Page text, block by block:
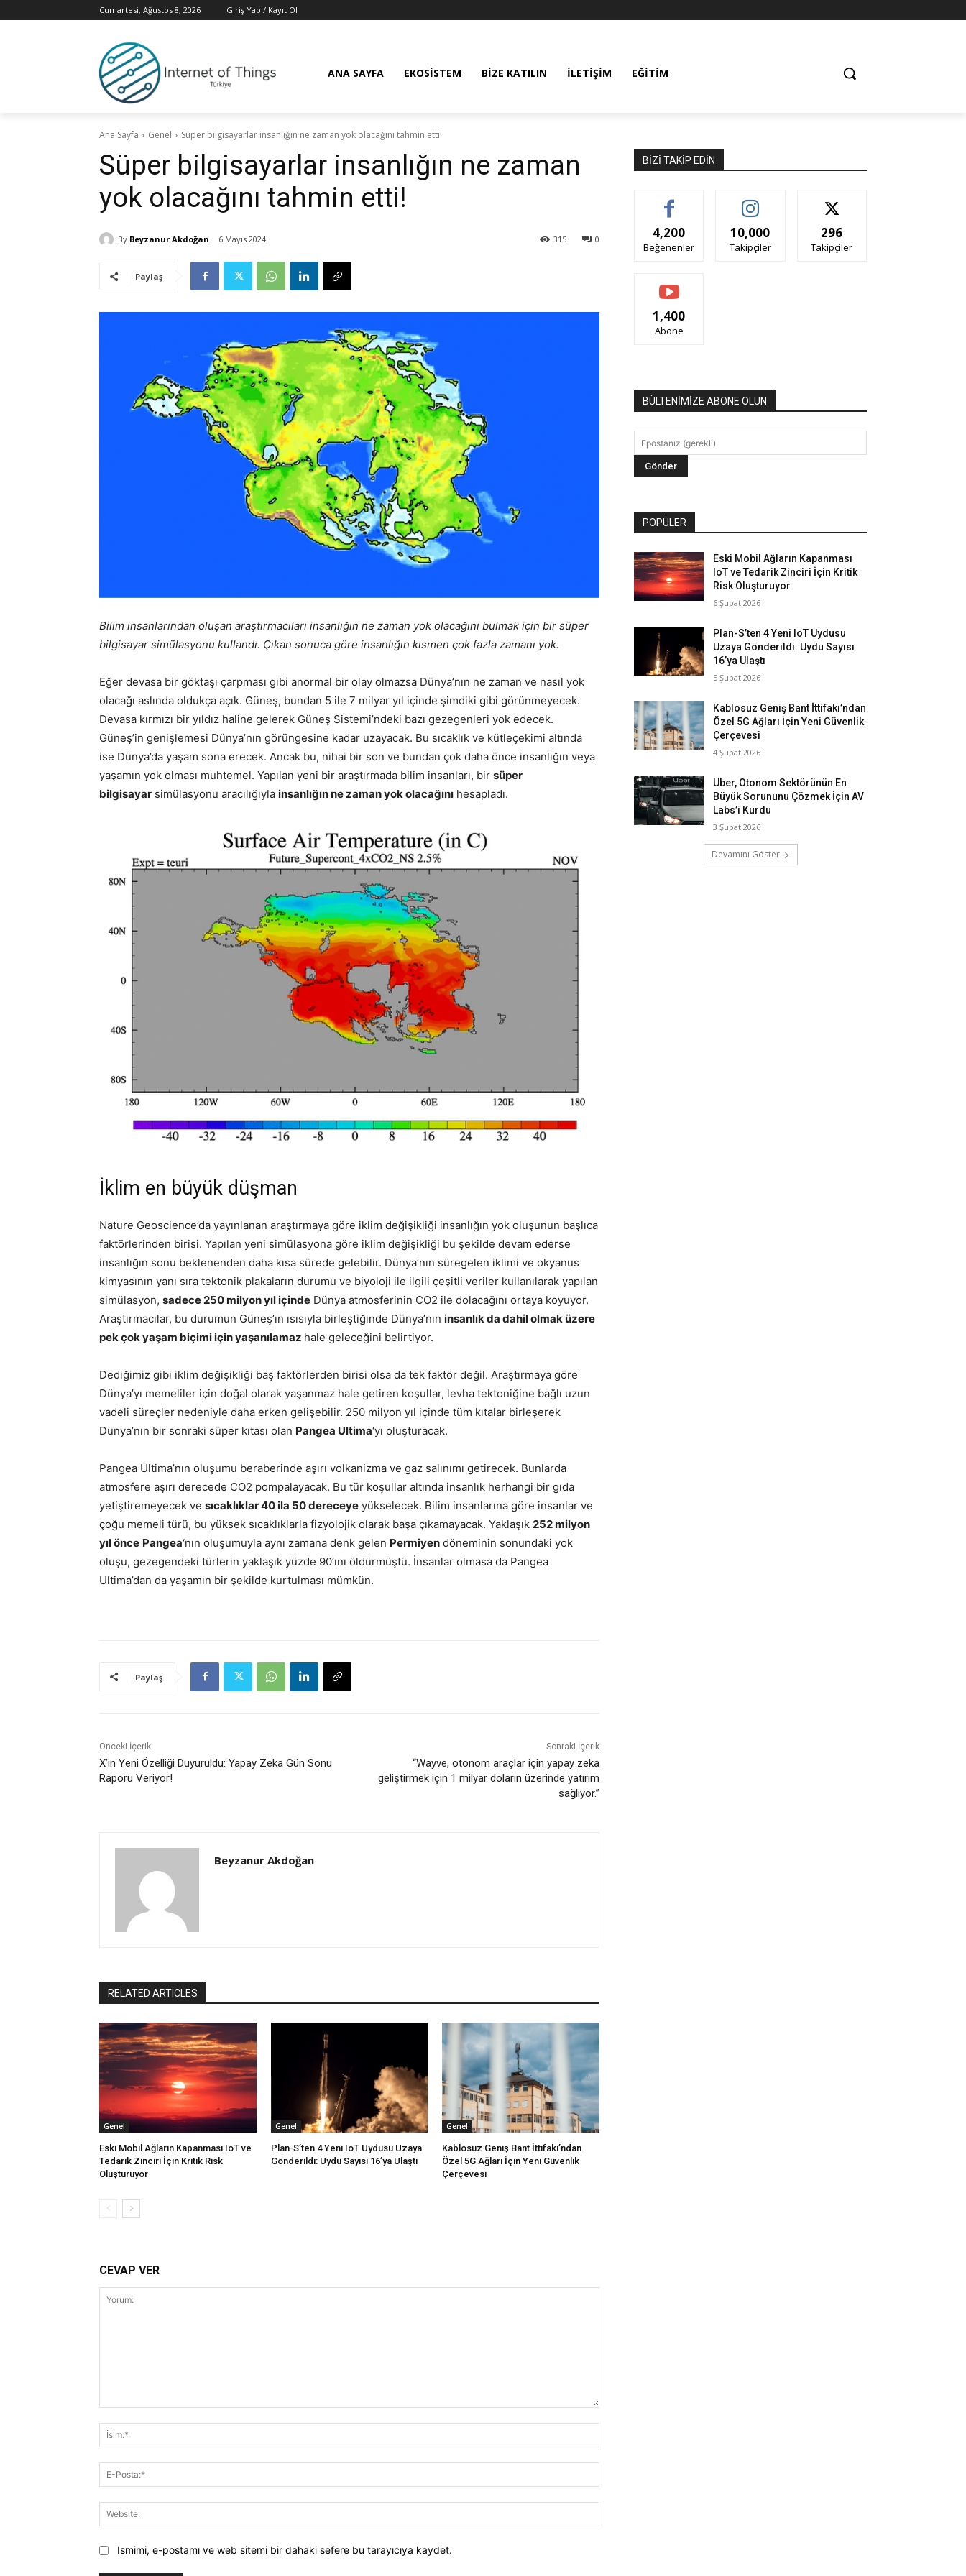
Cumartesi, Ağustos 8, 2026 Giriş Yap / Kayıt Ol
ANA SAYFA EKOSISTEM BIZE KATILIN İLETIŞIM EĞITIM
Ana Sayfa Genel Süper bilgisayarlar insanlığın ne zaman yok olacağını tahmin etti!
Süper bilgisayarlar insanlığın ne zaman
yok olacağını tahmin etti!
By Beyzanur Akdoğan 6 Mayıs 2024 0
315
Paylaş
Bilim insanlarından oluşan araştırmacıları insanlığın ne zaman yok olacağını bulmak için bir süper
bilgisayar simülasyonu kullandı. Çıkan sonuca göre insanlığın kısmen çok fazla zamanı yok.
Eğer devasa bir göktaşı çarpması gibi anormal bir olay olmazsa Dünya’nın ne zaman ve nasıl yok
olacağı aslında oldukça açık. Güneş, bundan 5 ile 7 milyar yıl içinde şimdiki gibi görünmeyecek.
Devasa kırmızı bir yıldız haline gelerek Güneş Sistemi’ndeki bazı gezegenleri yok edecek.
Güneş’in genişlemesi Dünya’nın görüngesine kadar uzayacak. Bu sıcaklık ve kütleçekimi altında
ise Dünya’da yaşam sona erecek. Ancak bu, nihai bir son ve bundan çok daha önce insanlığın veya
yaşamın yok olması muhtemel. Yapılan yeni bir araştırmada bilim insanları, bir süper
bilgisayar simülasyonu aracılığıyla insanlığın ne zaman yok olacağını hesapladı.
İklim en büyük düşman
Nature Geoscience’da yayınlanan araştırmaya göre iklim değişikliği insanlığın yok oluşunun başlıca
faktörlerinden birisi. Yapılan yeni simülasyona göre iklim değişikliği bu şekilde devam ederse
insanlığın sonu beklenenden daha kısa sürede gelebilir. Dünya’nın süregelen iklimi ve okyanus
kimyasının yanı sıra tektonik plakaların durumu ve biyoloji ile ilgili çeşitli veriler kullanılarak yapılan
simülasyon, sadece 250 milyon yıl içinde Dünya atmosferinin CO2 ile dolacağını ortaya koyuyor.
Araştırmacılar, bu durumun Güneş’ın ısısıyla birleştiğinde Dünya’nın insanlık da dahil olmak üzere
pek çok yaşam biçimi için yaşanılamaz hale geleceğini belirtiyor.
Dediğimiz gibi iklim değişikliği baş faktörlerden birisi olsa da tek faktör değil. Araştırmaya göre
Dünya’yı memeliler için doğal olarak yaşanmaz hale getiren koşullar, levha tektoniğine bağlı uzun
vadeli süreçler nedeniyle daha erken gelişebilir. 250 milyon yıl içinde tüm kıtalar birleşerek
Dünya’nın bir sonraki süper kıtası olan Pangea Ultima‘yı oluşturacak.
Pangea Ultima’nın oluşumu beraberinde aşırı volkanizma ve gaz salınımı getirecek. Bunlarda
atmosfere aşırı derecede CO2 pompalayacak. Bu tür koşullar altında insanlık herhangi bir gıda
yetiştiremeyecek ve sıcaklıklar 40 ila 50 dereceye yükselecek. Bilim insanlarına göre insanlar ve
çoğu memeli türü, bu yüksek sıcaklıklarla fizyolojik olarak başa çıkamayacak. Yaklaşık 252 milyon
yıl önce Pangea‘nın oluşumuyla aynı zamana denk gelen Permiyen döneminin sonundaki yok
oluşu, gezegendeki türlerin yaklaşık yüzde 90’ını öldürmüştü. İnsanlar olmasa da Pangea
Ultima’dan da yaşamın bir şekilde kurtulması mümkün.
Paylaş
Önceki İçerik
X’in Yeni Özelliği Duyuruldu: Yapay Zeka Gün Sonu
Raporu Veriyor!
Sonraki İçerik
“Wayve, otonom araçlar için yapay zeka
geliştirmek için 1 milyar doların üzerinde yatırım
sağlıyor.”
Beyzanur Akdoğan
RELATED ARTICLES
Genel
Eski Mobil Ağların Kapanması IoT ve
Tedarik Zinciri İçin Kritik Risk
Oluşturuyor
Genel
Plan-S’ten 4 Yeni IoT Uydusu Uzaya
Gönderildi: Uydu Sayısı 16’ya Ulaştı
Genel
Kablosuz Geniş Bant İttifakı’ndan
Özel 5G Ağları İçin Yeni Güvenlik
Çerçevesi
CEVAP VER
Posta:*
Ismimi, e-postamı ve web sitemi bir dahaki sefere bu tarayıcıya kaydet.
BIZI TAKIP EDIN
4,200
Beğenenler
10,000
Takipçiler
296
Takipçiler
1,400
Abone
BÜLTENİMİZE ABONE OLUN
POPÜLER
Eski Mobil Ağların Kapanması
IoT ve Tedarik Zinciri İçin Kritik
Risk Oluşturuyor
6 Şubat 2026
Plan-S’ten 4 Yeni IoT Uydusu
Uzaya Gönderildi: Uydu Sayısı
16’ya Ulaştı
5 Şubat 2026
Kablosuz Geniş Bant İttifakı’ndan
Özel 5G Ağları İçin Yeni Güvenlik
Çerçevesi
4 Şubat 2026
Uber, Otonom Sektörünün En
Büyük Sorununu Çözmek İçin AV
Labs’i Kurdu
3 Şubat 2026
Devamını Göster